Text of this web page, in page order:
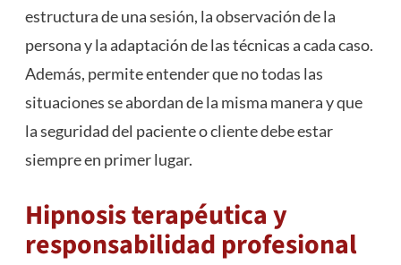
estructura de una sesión, la observación de la
persona y la adaptación de las técnicas a cada caso.
Además, permite entender que no todas las
situaciones se abordan de la misma manera y que
la seguridad del paciente o cliente debe estar
siempre en primer lugar.
Hipnosis terapéutica y
responsabilidad profesional